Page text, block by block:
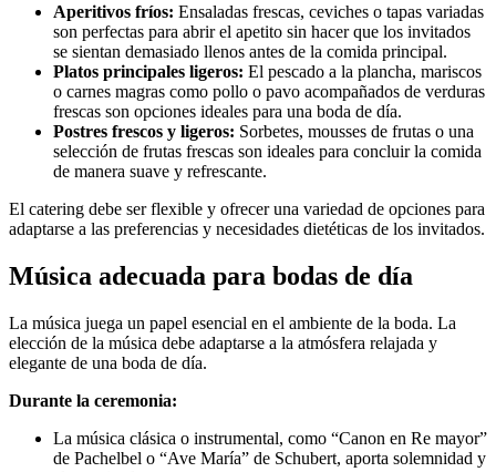
Aperitivos fríos: Ensaladas frescas, ceviches o tapas variadas
son perfectas para abrir el apetito sin hacer que los invitados
se sientan demasiado llenos antes de la comida principal.
Platos principales ligeros: El pescado a la plancha, mariscos
o carnes magras como pollo o pavo acompañados de verduras
frescas son opciones ideales para una boda de día.
Postres frescos y ligeros: Sorbetes, mousses de frutas o una
selección de frutas frescas son ideales para concluir la comida
de manera suave y refrescante.
El catering debe ser flexible y ofrecer una variedad de opciones para
adaptarse a las preferencias y necesidades dietéticas de los invitados.
Música adecuada para bodas de día
La música juega un papel esencial en el ambiente de la boda. La
elección de la música debe adaptarse a la atmósfera relajada y
elegante de una boda de día.
Durante la ceremonia:
La música clásica o instrumental, como “Canon en Re mayor”
de Pachelbel o “Ave María” de Schubert, aporta solemnidad y